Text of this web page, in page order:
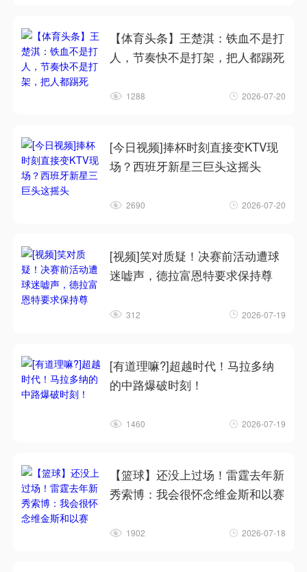
【体育头条】王楚淇：铁血不是打
人，节奏快不是打架，把人都踢死
1288 2026-07-20
[今日视频]捧杯时刻直接变KTV现
场？西班牙新星三巨头这摇头
2690 2026-07-20
[视频]笑对质疑！决赛前活动遭球
迷嘘声，德拉富恩特要求保持尊
312 2026-07-19
[有道理嘛?]超越时代！马拉多纳
的中路爆破时刻！
1460 2026-07-19
【篮球】还没上过场！雷霆去年新
秀索博：我会很怀念维金斯和以赛
1902 2026-07-18